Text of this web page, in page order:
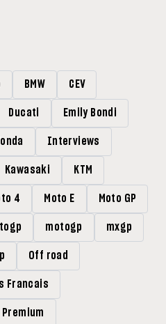
BMW CEV
Ducati Emily Bondi
Interviews
Kawasaki KTM
4 Moto E Moto GP
motogp mxgp
Off road
Francais
Premium